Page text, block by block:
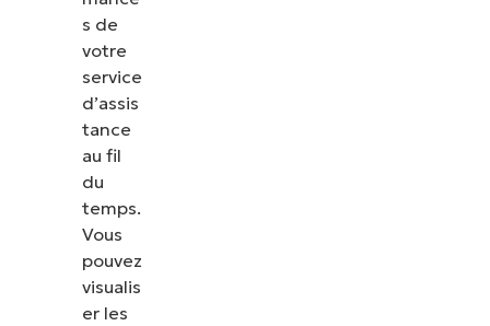
s de
votre
service
d’assis
tance
au fil
du
temps.
Vous
pouvez
visualis
er les